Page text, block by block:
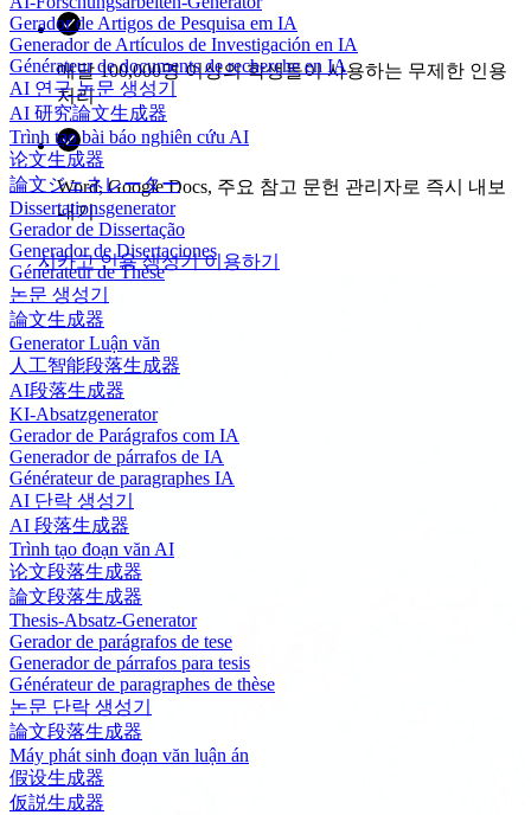
Gerador de Artigos de Pesquisa em IA
Generador de Artículos de Investigación en IA
Générateur de documents de recherche en IA
AI 연구 논문 생성기
AI 研究論文生成器
Trình tạo bài báo nghiên cứu AI
论文生成器
論文ジェネレーター
Dissertationsgenerator
Gerador de Dissertação
Generador de Disertaciones
Générateur de Thèse
논문 생성기
論文生成器
Generator Luận văn
人工智能段落生成器
AI段落生成器
KI-Absatzgenerator
Gerador de Parágrafos com IA
Generador de párrafos de IA
Générateur de paragraphes IA
AI 단락 생성기
AI 段落生成器
Trình tạo đoạn văn AI
论文段落生成器
論文段落生成器
Thesis-Absatz-Generator
Gerador de parágrafos de tese
Generador de párrafos para tesis
Générateur de paragraphes de thèse
논문 단락 생성기
論文段落生成器
Máy phát sinh đoạn văn luận án
假设生成器
仮説生成器
매달 100,000명 이상의 학생들이 사용하는 무제한 인용
처리
Word, Google Docs, 주요 참고 문헌 관리자로 즉시 내보
내기
시카고 인용 생성기 이용하기